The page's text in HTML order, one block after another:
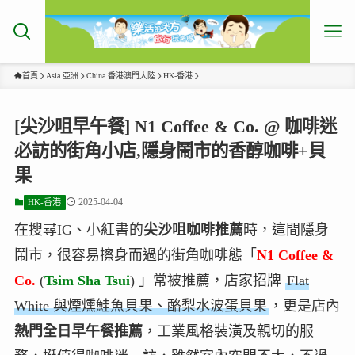
首頁 Asia 亞洲 China 香港澳門大陸 HK-香港
[尖沙咀早午餐] N1 Coffee & Co. @ 咖啡迷
必訪的街角小店,隱身鬧市的香醇咖啡+貝
果
HK-香港 2025-04-04
在搜尋IG、小紅書的尖沙咀咖啡推薦時，這間隱身
鬧市，很容易擦身而過的街角咖啡態「 N1 Coffee &
Co. (Tsim Sha Tsui) 」常被推薦，店家招牌 Flat
White 與煙燻鮭魚貝果、酪梨水波蛋貝果，更是店內
熱門全日早午餐推薦，工業風格裝潢及親切的服